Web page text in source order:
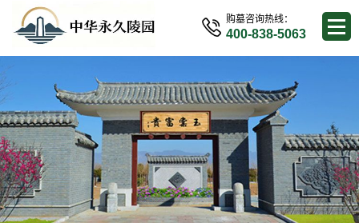
购墓咨询热线：
400-838-5063